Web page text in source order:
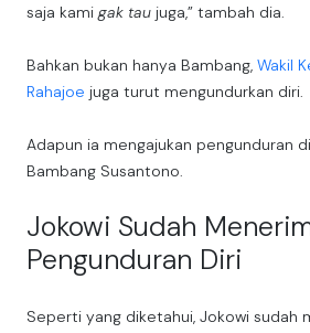
saja kami gak tau juga,” tambah dia.
Bahkan bukan hanya Bambang, Wakil
Rahajoe juga turut mengundurkan diri.
Adapun ia mengajukan pengunduran
Bambang Susantono.
Jokowi Sudah
Pengunduran Diri
Seperti yang diketahui, Jokowi sudah